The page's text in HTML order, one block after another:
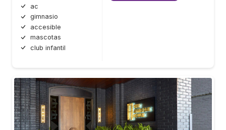
ac
gimnasio
accesible
mascotas
club infantil